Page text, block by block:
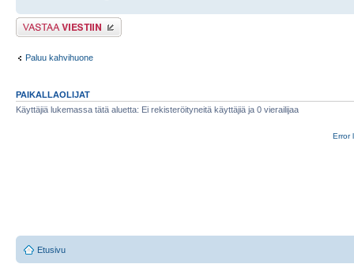
Lähetä vastaus
Paluu kahvihuone
PAIKALLAOLIJAT
Käyttäjiä lukemassa tätä aluetta: Ei rekisteröityneitä käyttäjiä ja 0 vierailijaa
Error
Etusivu